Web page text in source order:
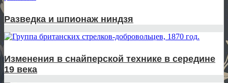
Разведка и шпионаж ниндзя
Изменения в снайперской технике в середине
19 века